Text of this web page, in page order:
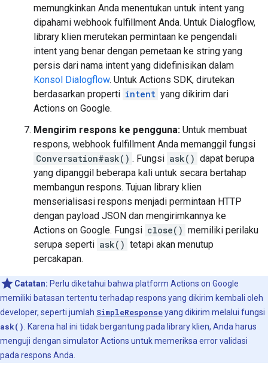
memungkinkan Anda menentukan untuk intent yang
dipahami webhook fulfillment Anda. Untuk Dialogflow,
library klien merutekan permintaan ke pengendali
intent yang benar dengan pemetaan ke string yang
persis dari nama intent yang didefinisikan dalam
Konsol Dialogflow. Untuk Actions SDK, dirutekan
berdasarkan properti intent yang dikirim dari
Actions on Google.
Mengirim respons ke pengguna: Untuk membuat
respons, webhook fulfillment Anda memanggil fungsi
Conversation#ask() . Fungsi ask() dapat berupa
yang dipanggil beberapa kali untuk secara bertahap
membangun respons. Tujuan library klien
menserialisasi respons menjadi permintaan HTTP
dengan payload JSON dan mengirimkannya ke
Actions on Google. Fungsi close() memiliki perilaku
serupa seperti ask() tetapi akan menutup
percakapan.
Catatan: Perlu diketahui bahwa platform Actions on Google
memiliki batasan tertentu terhadap respons yang dikirim kembali oleh
developer, seperti jumlah SimpleResponseyang dikirim melalui fungsi
ask()
. Karena hal ini tidak bergantung pada library klien, Anda harus
menguji dengan simulator Actions untuk memeriksa error validasi
pada respons Anda.